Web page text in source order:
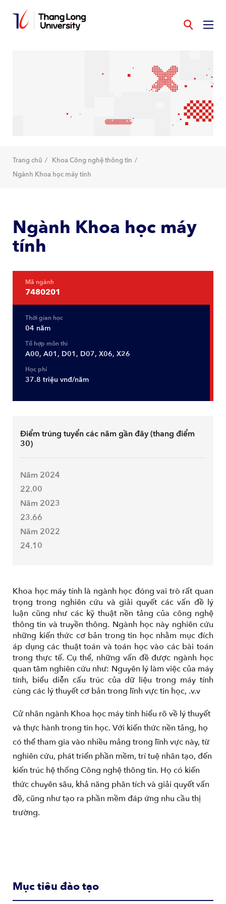
Trang chủ
Khoa Công nghệ thông tin
Ngành Khoa học máy tính
Ngành Khoa học máy
tính
Mã ngành
7480201
Thời gian học
04 năm
Tổ hợp môn thi
A00, A01, D01, D07, X06, X26
Học phí
37.8 triệu vnđ/năm
Điểm trúng tuyển các năm gần đây (thang điểm
30)
Năm 2024
22.00
Năm 2023
23.66
Năm 2022
24.10
Khoa học máy tính là ngành học đóng vai trò rất quan
trọng trong nghiên cứu và giải quyết các vấn đề lý
luận cũng như các kỹ thuật nền tảng của công nghệ
thông tin và truyền thông. Ngành học này nghiên cứu
những kiến thức cơ bản trong tin học nhằm mục đích
áp dụng các thuật toán và toán học vào các bài toán
trong thực tế. Cụ thể, những vấn đề được ngành học
quan tâm nghiên cứu như: Nguyên lý làm việc của máy
tính, biểu diễn cấu trúc của dữ liệu trong máy tính
cùng các lý thuyết cơ bản trong lĩnh vực tin học, .v.v
Cử nhân ngành Khoa học máy tính hiểu rõ về lý thuyết
và thực hành trong tin học. Với kiến thức nền tảng, họ
có thể tham gia vào nhiều mảng trong lĩnh vực này, từ
nghiên cứu, phát triển phần mềm, trí tuệ nhân tạo, đến
kiến trúc hệ thống Công nghệ thông tin. Họ có kiến
thức chuyên sâu, khả năng phân tích và giải quyết vấn
đề, cũng như tạo ra phần mềm đáp ứng nhu cầu thị
trường.
Mục tiêu đào tạo